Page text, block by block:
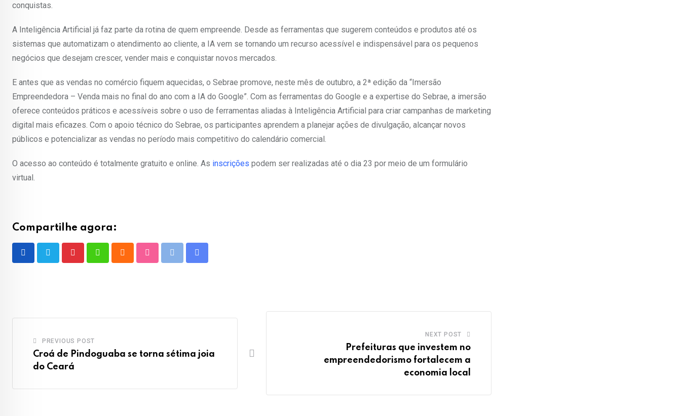
conquistas.
A Inteligência Artificial já faz parte da rotina de quem empreende. Desde as ferramentas que sugerem conteúdos e produtos até os
sistemas que automatizam o atendimento ao cliente, a IA vem se tornando um recurso acessível e indispensável para os pequenos
negócios que desejam crescer, vender mais e conquistar novos mercados.
E antes que as vendas no comércio fiquem aquecidas, o Sebrae promove, neste mês de outubro, a 2ª edição da “Imersão
Empreendedora – Venda mais no final do ano com a IA do Google”. Com as ferramentas do Google e a expertise do Sebrae, a imersão
oferece conteúdos práticos e acessíveis sobre o uso de ferramentas aliadas à Inteligência Artificial para criar campanhas de marketing
digital mais eficazes. Com o apoio técnico do Sebrae, os participantes aprendem a planejar ações de divulgação, alcançar novos
públicos e potencializar as vendas no período mais competitivo do calendário comercial.
O acesso ao conteúdo é totalmente gratuito e online. As inscrições podem ser realizadas até o dia 23 por meio de um formulário
virtual.
Compartilhe agora:
PREVIOUS POST
Croá de Pindoguaba se torna sétima joia
do Ceará
NEXT POST
Prefeituras que investem no
empreendedorismo fortalecem a
economia local